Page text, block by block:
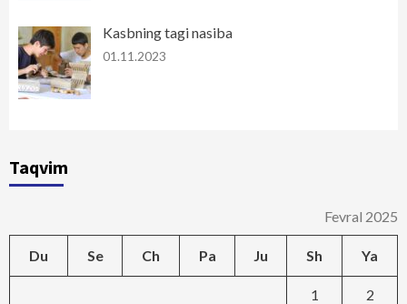
Kasbning tagi nasiba
01.11.2023
Taqvim
Fevral 2025
Du Se Ch Pa Ju Sh Ya
1 2